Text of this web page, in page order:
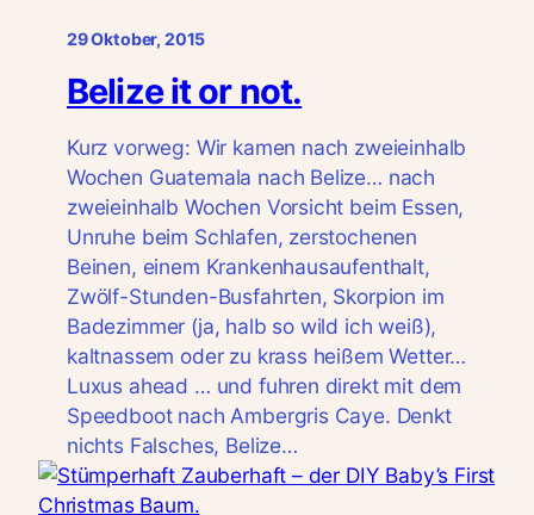
29 Oktober, 2015
Belize it or not.
Kurz vorweg: Wir kamen nach zweieinhalb
Wochen Guatemala nach Belize… nach
zweieinhalb Wochen Vorsicht beim Essen,
Unruhe beim Schlafen, zerstochenen
Beinen, einem Krankenhausaufenthalt,
Zwölf-Stunden-Busfahrten, Skorpion im
Badezimmer (ja, halb so wild ich weiß),
kaltnassem oder zu krass heißem Wetter…
Luxus ahead … und fuhren direkt mit dem
Speedboot nach Ambergris Caye. Denkt
nichts Falsches, Belize…